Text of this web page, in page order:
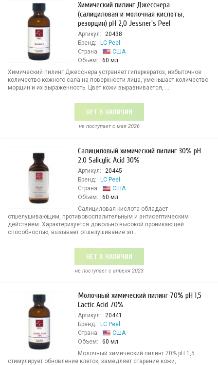
Химический пилинг Джесснера
(салициловая и молочная кислоты,
резорцин) рН 2,0 Jessner's Peel
Артикул:
20438
Бренд:
LC Peel
Страна:
США
Объем:
60 мл
Химический пилинг Джесснера устраняет гиперкератоз, избыточное
количество кожного сала на поверхности лица, уменьшает количество
морщин и их выраженность. Цвет кожи выравнивается, ...
НЕТ В НАЛИЧИИ
не поступает c мая 2026
Салициловый химический пилинг 30% рН
2,0 Salicylic Acid 30%
Артикул:
20445
Бренд:
LC Peel
Страна:
США
Объем:
60 мл
Салициловая кислота обладает
отшелушивающим, противовоспалительным и антисептическим
действием. Характеризуется довольно высокой проникающей
способностью, вызывает отшелушивание эп...
НЕТ В НАЛИЧИИ
не поступает c апреля 2023
Молочный химический пилинг 70% рН 1,5
Lactic Acid 70%
Артикул:
20441
Бренд:
LC Peel
Страна:
США
Объем:
60 мл
Молочный химический пилинг 70% рН 1,5
стимулирует обновление клеток, замедляет старение кожи,